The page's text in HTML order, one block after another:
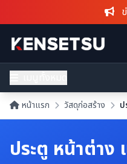
ข่าวสารล่าสุด: ก
หน้าแรก วัสดุก่อสร้าง
ประตู หน้าต่า